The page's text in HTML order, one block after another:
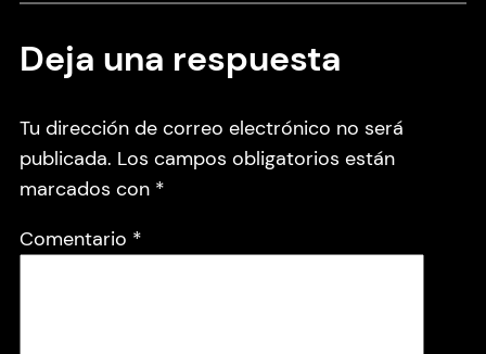
Deja una respuesta
Tu dirección de correo electrónico no será
publicada. Los campos obligatorios están
marcados con *
Comentario *